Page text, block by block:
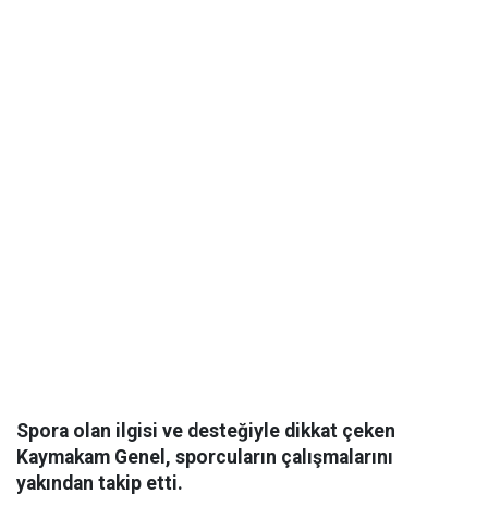
Spora olan ilgisi ve desteğiyle dikkat çeken
Kaymakam Genel, sporcuların çalışmalarını
yakından takip etti.